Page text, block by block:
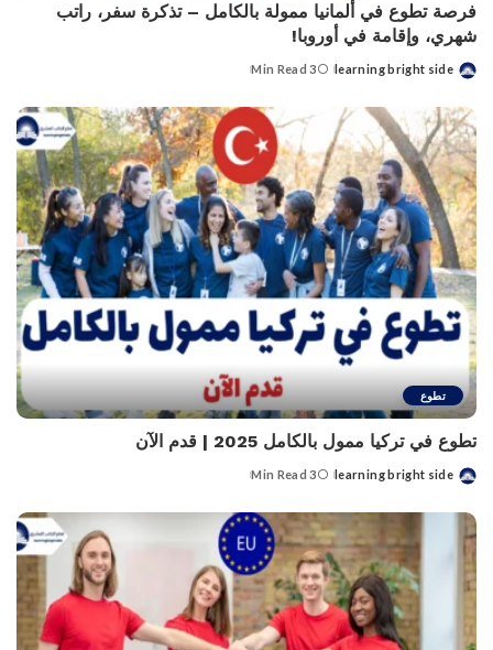
فرصة تطوع في ألمانيا ممولة بالكامل – تذكرة سفر، راتب
شهري، وإقامة في أوروبا!
Posted
learning bright side
3 Min Read
تطوع
تطوع في تركيا ممول بالكامل 2025 | قدم الآن
Posted
learning bright side
3 Min Read